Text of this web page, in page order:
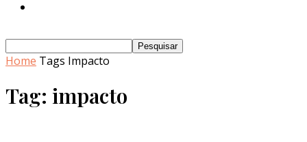
Home Tags Impacto
Tag: impacto